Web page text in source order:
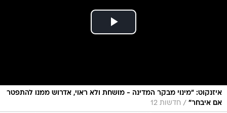
איזנקוט: "מינוי מבקר המדינה - מושחת ולא ראוי, אדרוש ממנו להתפטר
אם איבחר" / חדשות 12